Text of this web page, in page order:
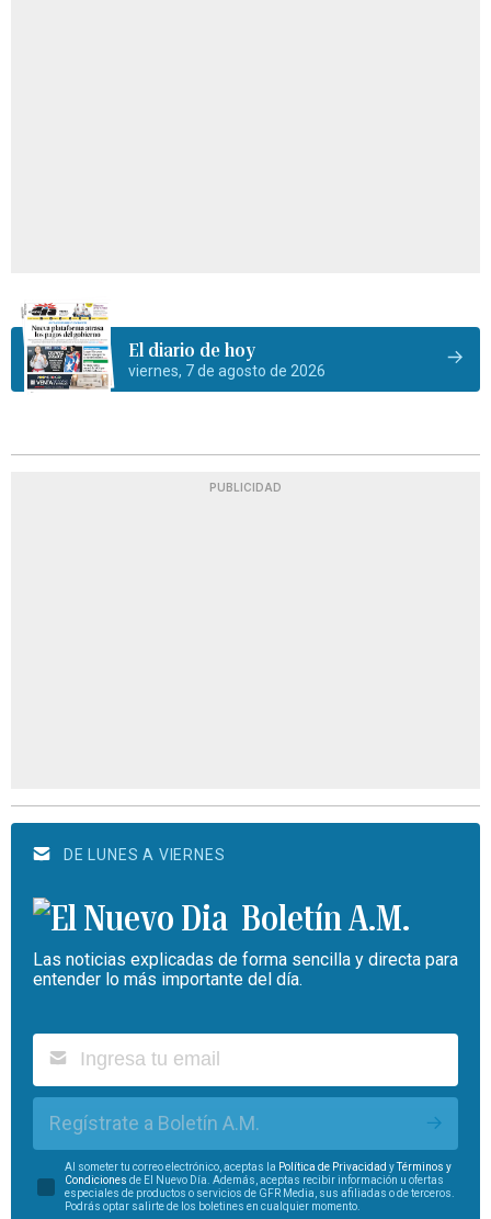
El diario de hoy
viernes, 7 de agosto de 2026
PUBLICIDAD
DE LUNES A VIERNES
Boletín A.M.
Las noticias explicadas de forma sencilla y directa para
entender lo más importante del día.
Regístrate a Boletín A.M.
Al someter tu correo electrónico, aceptas la Política de Privacidad yTérminos y
Condiciones de El Nuevo Día. Además, aceptas recibir información u ofertas
especiales de productos o servicios de GFR Media, sus afiliadas o de terceros.
Podrás optar salirte de los boletines en cualquier momento.